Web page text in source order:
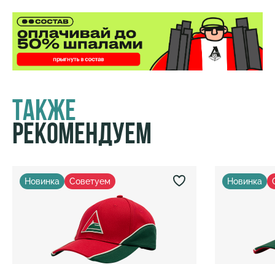
Также
Рекомендуем
Новинка Советуем Новинка